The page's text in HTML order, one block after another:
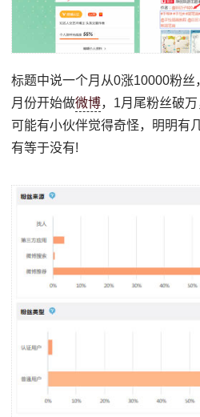
标题中说一个月从0涨10000粉
月份开始做微博，1月尾粉丝破
可能有小伙伴觉得奇怪，明明有
有等于没有!